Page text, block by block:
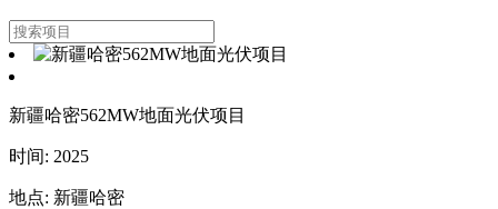
新疆哈密562MW地面光伏项目
时间: 2025
地点: 新疆哈密